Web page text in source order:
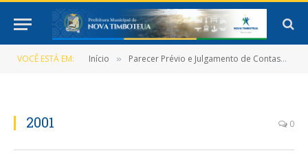
VOCÊ ESTÁ EM: Início » Parecer Prévio e Julgamento de Contas
2001 0